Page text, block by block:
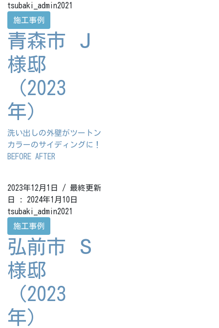
tsubaki_admin2021
施工事例
青森市 Ｊ
様邸
（2023
年）
洗い出しの外壁がツートン
カラーのサイディングに！
BEFORE AFTER
2023年12月1日
/ 最終更新
日 : 2024年1月10日
tsubaki_admin2021
施工事例
弘前市 Ｓ
様邸
（2023
年）